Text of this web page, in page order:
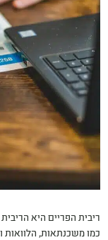
ריבית הפריים היא
כמו משכנתאות, הלוואות